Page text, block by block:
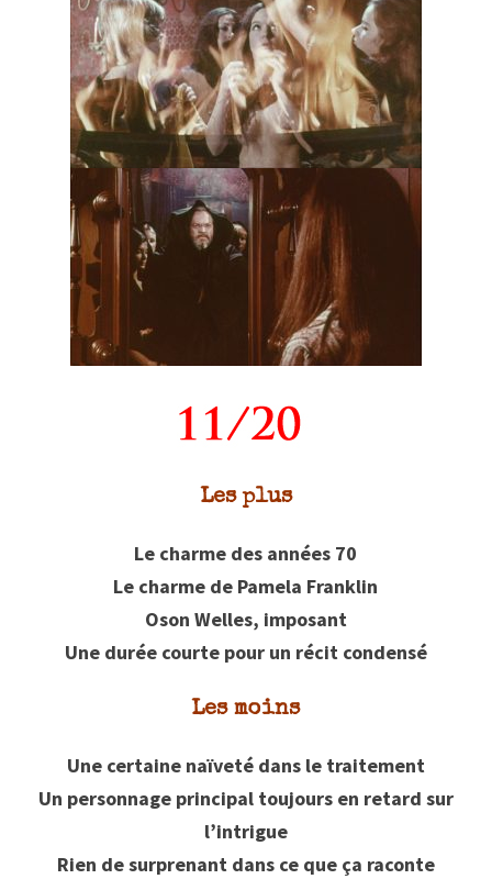
Les plus
Le charme des années 70
Le charme de Pamela Franklin
Oson Welles, imposant
Une durée courte pour un récit condensé
Les moins
Une certaine naïveté dans le traitement
Un personnage principal toujours en retard sur
l’intrigue
Rien de surprenant dans ce que ça raconte